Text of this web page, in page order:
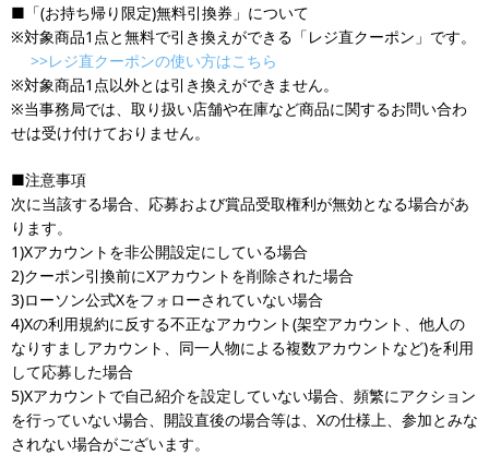
■「(お持ち帰り限定)無料引換券」について
※対象商品1点と無料で引き換えができる「レジ直クーポン」です。
>>レジ直クーポンの使い方はこちら
※対象商品1点以外とは引き換えができません。
※当事務局では、取り扱い店舗や在庫など商品に関するお問い合わ
せは受け付けておりません。
■注意事項
次に当該する場合、応募および賞品受取権利が無効となる場合があ
ります。
1)Xアカウントを非公開設定にしている場合
2)クーポン引換前にXアカウントを削除された場合
3)ローソン公式Xをフォローされていない場合
4)Xの利用規約に反する不正なアカウント(架空アカウント、他人の
なりすましアカウント、同一人物による複数アカウントなど)を利用
して応募した場合
5)Xアカウントで自己紹介を設定していない場合、頻繁にアクション
を行っていない場合、開設直後の場合等は、Xの仕様上、参加とみな
されない場合がございます。